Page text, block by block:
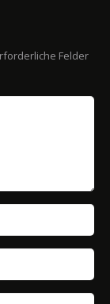
Felder